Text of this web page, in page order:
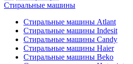
Стиральные машины
Стиральные машины Atlant
Стиральные машины Indesit
Стиральные машины Candy
Стиральные машины Haier
Стиральные машины Beko